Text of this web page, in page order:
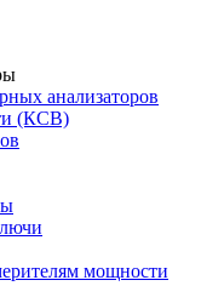
анализаторов
(КСВ)
мощности